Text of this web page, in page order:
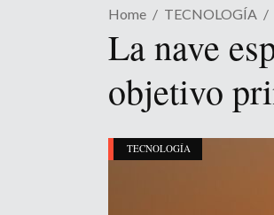
Home TECNOLOGÍA
La nave
objetivo
TECNOLOGÍA